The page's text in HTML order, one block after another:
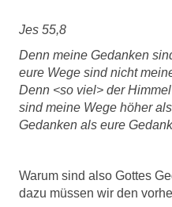
Jes 55,8
Denn meine Gedanken
eure Wege sind nicht
Denn <so viel> der
sind meine Wege höher
Gedanken als eure
Warum sind also Gottes
dazu müssen wir den